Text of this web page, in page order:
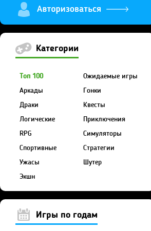
Категории
Топ 100
Ожидаемые игры
Аркады
Гонки
Драки
Квесты
Логические
Приключения
RPG
Симуляторы
Спортивные
Стратегии
Ужасы
Шутер
Экшн
Игры по годам